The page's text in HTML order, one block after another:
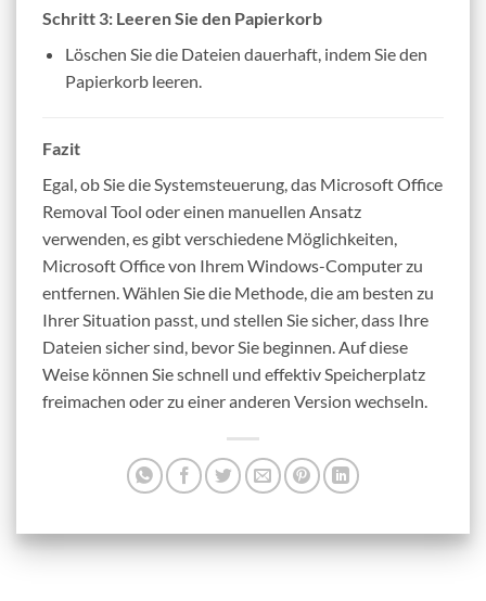
Schritt 3: Leeren Sie den Papierkorb
Löschen Sie die Dateien dauerhaft, indem Sie den
Papierkorb leeren.
Fazit
Egal, ob Sie die Systemsteuerung, das Microsoft Office
Removal Tool oder einen manuellen Ansatz
verwenden, es gibt verschiedene Möglichkeiten,
Microsoft Office von Ihrem Windows-Computer zu
entfernen. Wählen Sie die Methode, die am besten zu
Ihrer Situation passt, und stellen Sie sicher, dass Ihre
Dateien sicher sind, bevor Sie beginnen. Auf diese
Weise können Sie schnell und effektiv Speicherplatz
freimachen oder zu einer anderen Version wechseln.